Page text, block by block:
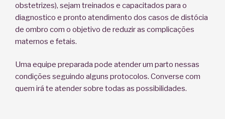
obstetrizes), sejam treinados e capacitados para o
diagnostico e pronto atendimento dos casos de distócia
de ombro com o objetivo de reduzir as complicações
maternos e fetais.
Uma equipe preparada pode atender um parto nessas
condições seguindo alguns protocolos. Converse com
quem irá te atender sobre todas as possibilidades.